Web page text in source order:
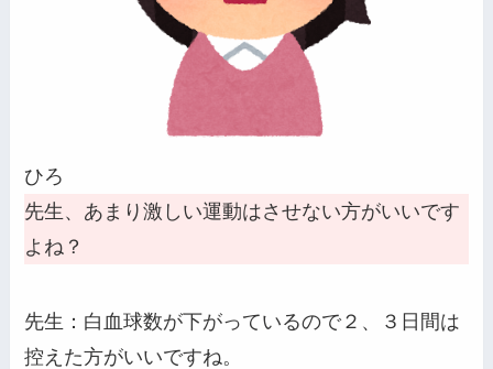
ひろ
先生、あまり激しい運動はさせない方がいいです
よね？
先生：白血球数が下がっているので２、３日間は
控えた方がいいですね。